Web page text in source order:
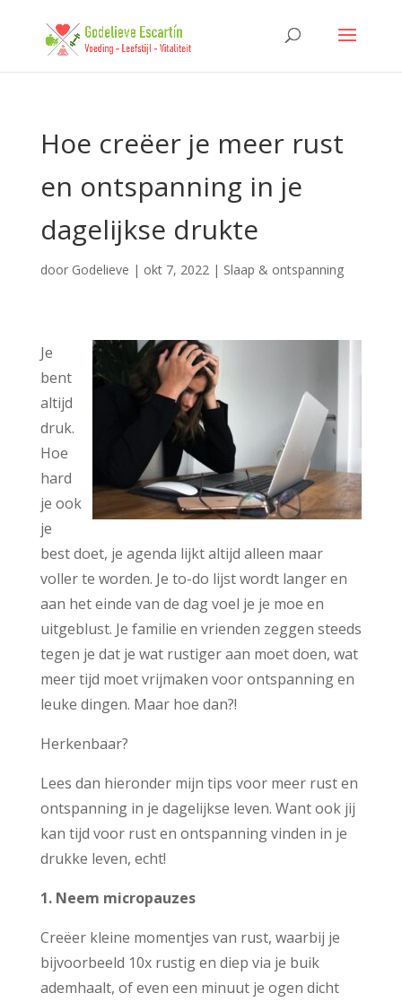
Hoe creëer je meer rust
en ontspanning in je
dagelijkse drukte
door Godelieve | okt 7, 2022| Slaap & ontspanning
Je
bent
altijd
druk.
Hoe
hard
je ook
je
best doet, je agenda lijkt altijd alleen maar
voller te worden. Je to-do lijst wordt langer en
aan het einde van de dag voel je je moe en
uitgeblust. Je familie en vrienden zeggen steeds
tegen je dat je wat rustiger aan moet doen, wat
meer tijd moet vrijmaken voor ontspanning en
leuke dingen. Maar hoe dan?!
Herkenbaar?
Lees dan hieronder mijn tips voor meer rust en
ontspanning in je dagelijkse leven. Want ook jij
kan tijd voor rust en ontspanning vinden in je
drukke leven, echt!
1. Neem micropauzes
Creëer kleine momentjes van rust, waarbij je
bijvoorbeeld 10x rustig en diep via je buik
ademhaalt, of even een minuut je ogen dicht